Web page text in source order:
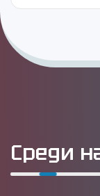
Среди